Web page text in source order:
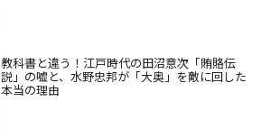
教科書と違う！江戸時代の田沼意次「賄賂伝
説」の嘘と、水野忠邦が「大奥」を敵に回した
本当の理由